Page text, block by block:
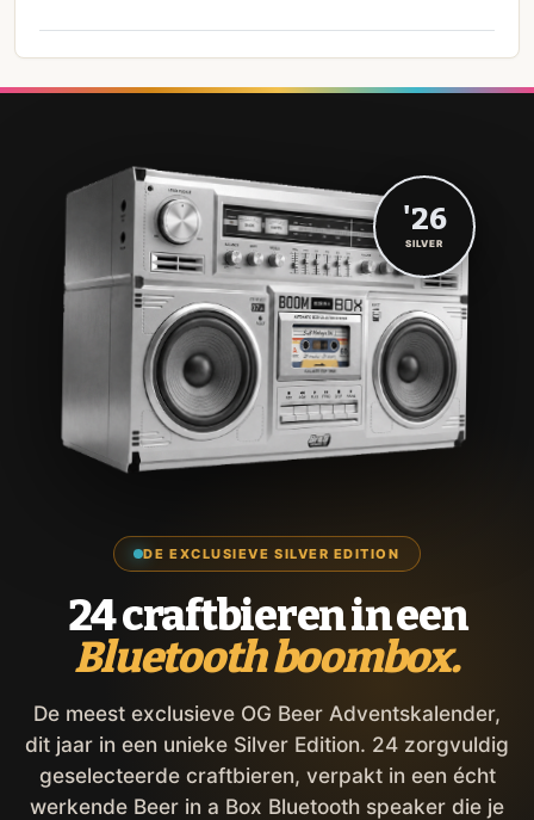
DE EXCLUSIEVE SILVER EDITION
24 craftbieren in een
Bluetooth boombox.
De meest exclusieve OG Beer Adventskalender,
dit jaar in een unieke Silver Edition. 24 zorgvuldig
geselecteerde craftbieren, verpakt in een écht
werkende Beer in a Box Bluetooth speaker die je
'26
SILVER